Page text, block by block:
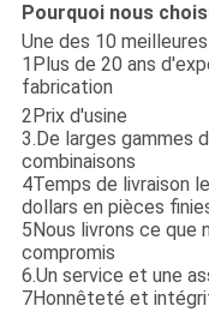
Pourquoi nous
Une des 10
1Plus de 20 ans
fabrication
2Prix d'usine
3.De larges gammes
combinaisons
4Temps de livraison
dollars en pièces
5Nous livrons ce que
compromis
6.Un service et une
7Honnêteté et